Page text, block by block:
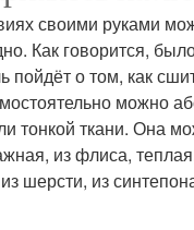
своими руками
Как говорится,
пойдёт о том, как
можно
тонкой ткани. Она
из флиса,
шерсти, из